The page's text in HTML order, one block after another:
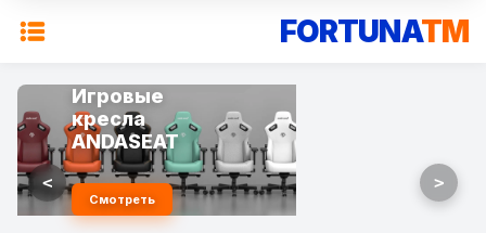
FORTUNATM
Игровые
кресла
ANDASEAT
Смотреть
< >